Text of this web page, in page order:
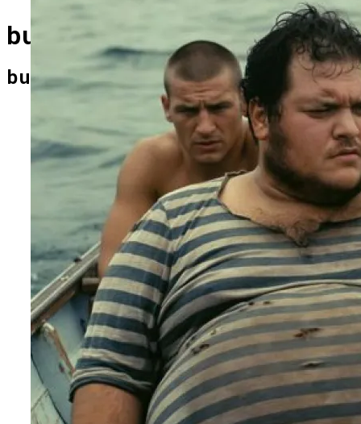
buildpodcast.ru
buildpodcast.ru
СТРОИТЕЛЬСТВО И РЕМОНТ
В Gatchina Gardens Началось
Строительство Домов На
Рекреационной Набережной
ЗДОРОВЬЕ И КРАСОТА
ПУТЕШЕСТВИЯ И ТУРИЗМ
ОТДЫХ И РАЗВЛЕЧЕНИЯ